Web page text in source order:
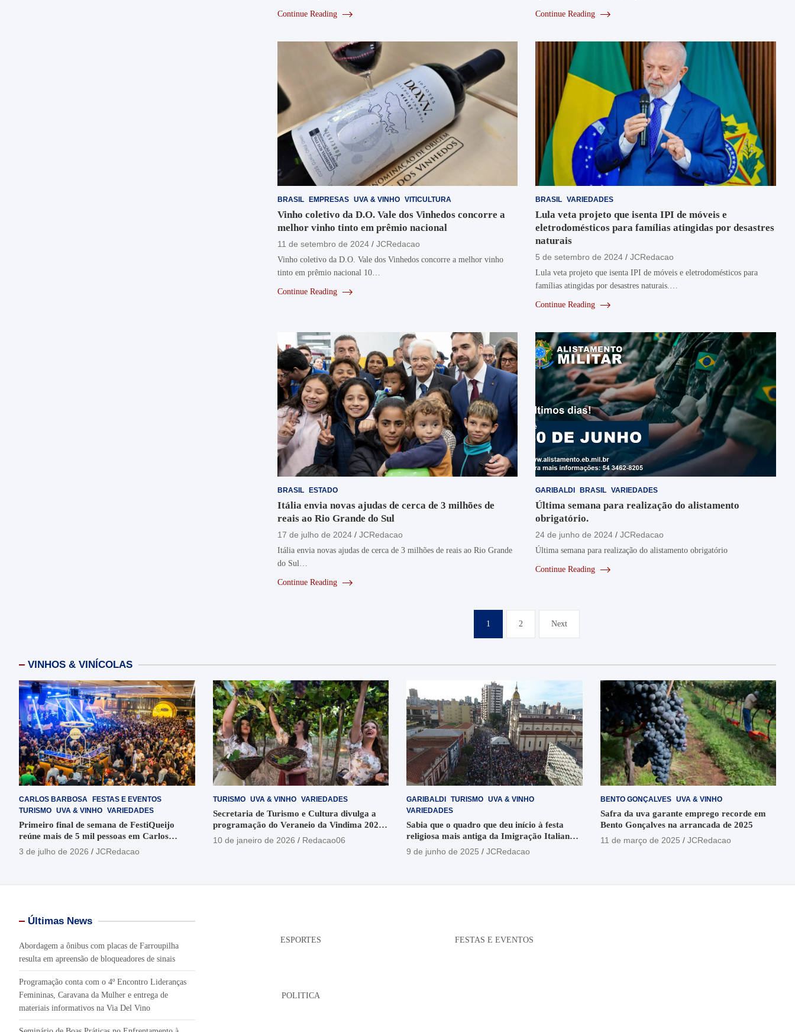
Continue Reading Continue Reading
BRASIL EMPRESAS UVA & VINHO VITICULTURA
Vinho coletivo da D.O. Vale dos Vinhedos concorre a
melhor vinho tinto em prêmio nacional
11 de setembro de 2024 JCRedacao
Vinho coletivo da D.O. Vale dos Vinhedos concorre a melhor vinho
tinto em prêmio nacional 10…
Continue Reading
BRASIL VARIEDADES
Lula veta projeto que isenta IPI de móveis e
eletrodomésticos para famílias atingidas por desastres
naturais
5 de setembro de 2024 JCRedacao
Lula veta projeto que isenta IPI de móveis e eletrodomésticos para
famílias atingidas por desastres naturais.…
Continue Reading
BRASIL ESTADO
Itália envia novas ajudas de cerca de 3 milhões de
reais ao Rio Grande do Sul
17 de julho de 2024 JCRedacao
Itália envia novas ajudas de cerca de 3 milhões de reais ao Rio Grande
do Sul…
Continue Reading
GARIBALDI BRASIL VARIEDADES
Última semana para realização do alistamento
obrigatório.
24 de junho de 2024 JCRedacao
Última semana para realização do alistamento obrigatório
Continue Reading
posts
1 2 Next
VINHOS & VINÍCOLAS
CARLOS BARBOSA
FESTAS E EVENTOS
TURISMO UVA & VINHO VARIEDADES
Primeiro final de semana de FestiQueijo
reúne mais de 5 mil pessoas em Carlos
Barbosa
3 de julho de 2026 JCRedacao
TURISMO UVA & VINHO VARIEDADES
Secretaria de Turismo e Cultura divulga a
programação do Veraneio da Vindima 2026
em Garibaldi
10 de janeiro de 2026 Redacao06
GARIBALDI TURISMO UVA & VINHO
VARIEDADES
Sabia que o quadro que deu início à festa
religiosa mais antiga da Imigração Italiana
está no Santuário Santo Antônio
9 de junho de 2025 JCRedacao
BENTO GONÇALVES UVA & VINHO
Safra da uva garante emprego recorde em
Bento Gonçalves na arrancada de 2025
11 de março de 2025
JCRedacao
Últimas News
Abordagem a ônibus com placas de Farroupilha
resulta em apreensão de bloqueadores de sinais
Programação conta com o 4º Encontro Lideranças
Femininas, Caravana da Mulher e entrega de
materiais informativos na Via Del Vino
ESPORTES
POLITICA
FESTAS E EVENTOS